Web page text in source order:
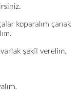
koparalım çanak
şekil verelim.